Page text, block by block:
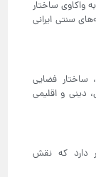
واکاوی ساختار
سنتی ایرانی
ساختار فضایی
دینی و اقلیمی
دارد که نقش